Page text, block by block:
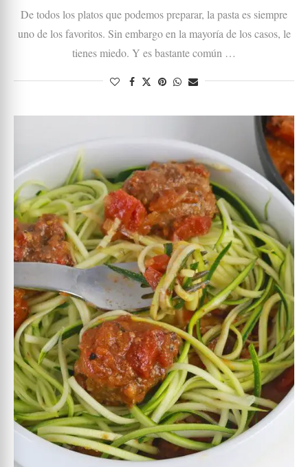
De todos los platos que podemos preparar, la pasta es siempre
uno de los favoritos. Sin embargo en la mayoría de los casos, le
tienes miedo. Y es bastante común …